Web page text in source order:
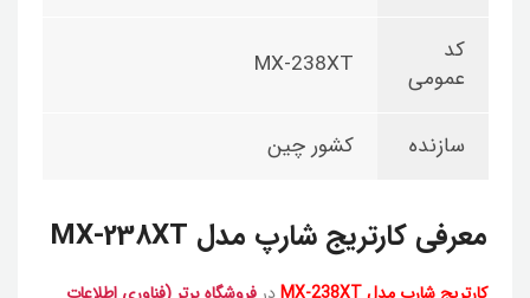
کد
عمومی
MX-238XT
سازنده کشور چین
معرفی کارتریج شارپ مدل MX-238XT